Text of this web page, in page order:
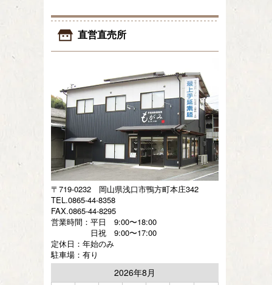
直営直売所
〒719-0232 岡山県浅口市鴨方町本庄342
TEL.0865-44-8358
FAX.0865-44-8295
営業時間：平日 9:00〜18:00
日祝 9:00〜17:00
定休日：年始のみ
駐車場：有り
2026年8月